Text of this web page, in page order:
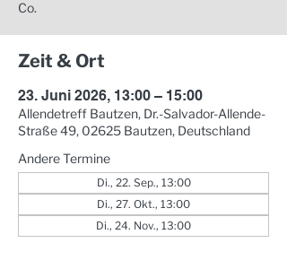
Co.
Zeit & Ort
23. Juni 2026, 13:00 – 15:00
Allendetreff Bautzen, Dr.-Salvador-Allende-
Straße 49, 02625 Bautzen, Deutschland
Andere Termine
Di., 22. Sep., 13:00
Di., 27. Okt., 13:00
Di., 24. Nov., 13:00